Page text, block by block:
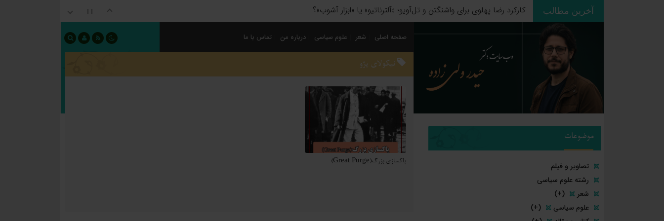
آخرین مطالب
ردپای استعمار بر جغرافیای سیاسی؛ چگونه فاتحان نام کشورهای امروز را نوشتند؟
صفحه اصلی شعر علوم سیاسی درباره من تماس با ما
نیکولای یژو
پاکسازی بزرگ(Great Purge)
موضوعات
تصاویر و فیلم
رشته علوم سیاسی
شعر
(+)
علوم سیاسی
(+)